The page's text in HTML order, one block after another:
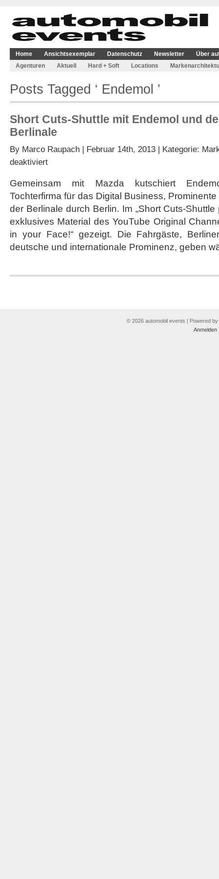
Home Ansichtsexemplar Datenschutz Newsletter
Über
Agenturen
Aktuell Hard + Soft Locations
Posts Tagged ‘ Endemol ’
Short Cuts-Shuttle mit Endemol und
Berlinale
By Marco Raupach | Februar 14th, 2013 | Kategorie:
deaktiviertfür
Shuttle
mit
und
dem
Mazda6
zur
Berlinale
Gemeinsam mit Mazda kutschiert
Tochterfirma für das Digital Business,
der Berlinale durch Berlin. Im „Short Cuts-
exklusives Material des YouTube Original
in your Face!“ gezeigt. Die Fahrgäste,
deutsche und internationale Prominenz, geben
© 2026 automobil events | Powered by
Anmelden|